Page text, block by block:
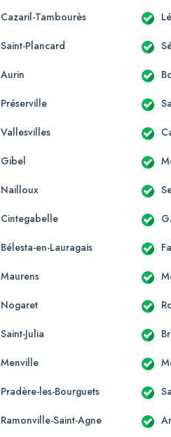
Cazaril-Tambourès
Saint-Plancard
Aurin
Préserville
Vallesvilles
Gibel
Nailloux
Cintegabelle
Bélesta-en-Lauragais
Maurens
Nogaret
Saint-Julia
Menville
Pradère-les-Bourguets
Ramonville-Saint-Agne